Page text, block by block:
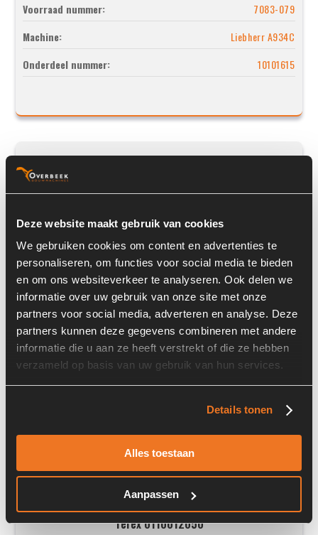
Deze website maakt gebruik van cookies
We gebruiken cookies om content en advertenties te
personaliseren, om functies voor social media te bieden
en om ons websiteverkeer te analyseren. Ook delen we
informatie over uw gebruik van onze site met onze
partners voor social media, adverteren en analyse. Deze
partners kunnen deze gegevens combineren met andere
informatie die u aan ze heeft verstrekt of die ze hebben
verzameld op basis van uw gebruik van hun services.
Details tonen
Alles toestaan
Aanpassen
Voorraad nummer:
7083-079
Machine:
Liebherr A934C
Onderdeel nummer:
10101615
Liebherr 10101615
Prijs op aanvraag
Voorraad nummer:
7083-083
Terex 0110012050